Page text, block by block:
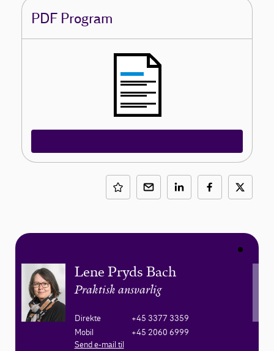
PDF Program
Lene Pryds Bach
Praktisk ansvarlig
Direkte
+45 3377 3359
Mobil
+45 2060 6999
Send e-mail til